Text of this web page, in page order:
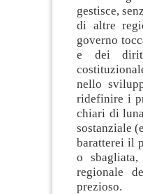
gestisce,
di altre
governo
e dei
nello
ridefinire i
chiari di
sostanziale
baratterei il
o sbagliata,
regionale
prezioso.